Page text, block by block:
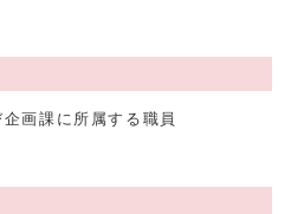
画課に所属する職員